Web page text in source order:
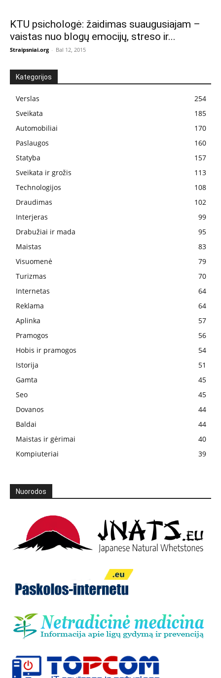
KTU psichologė: žaidimas suaugusiajam –
vaistas nuo blogų emocijų, streso ir...
Straipsniai.org - Bal 12, 2015
Kategorijos
Verslas
254
Sveikata
185
Automobiliai
170
Paslaugos
160
Statyba
157
Sveikata ir grožis
113
Technologijos
108
Draudimas
102
Interjeras
99
Drabužiai ir mada
95
Maistas
83
Visuomenė
79
Turizmas
70
Internetas
64
Reklama
64
Aplinka
57
Pramogos
56
Hobis ir pramogos
54
Istorija
51
Gamta
45
Seo
45
Dovanos
44
Baldai
44
Maistas ir gėrimai
40
Kompiuteriai
39
Nuorodos